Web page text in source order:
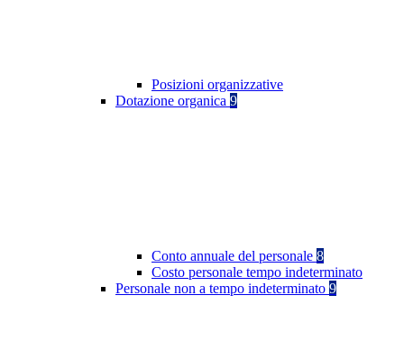
Posizioni organizzative
Dotazione organica 9
Conto annuale del personale 8
Costo personale tempo indeterminato
Personale non a tempo indeterminato 9